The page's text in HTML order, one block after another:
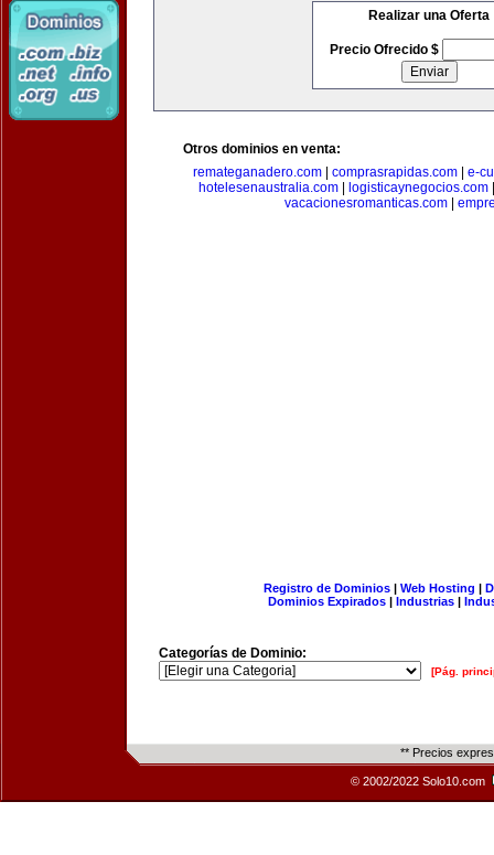
Realizar una Oferta
Precio Ofrecido $
Otros dominios en venta:
remateganadero.com
comprasrapidas.com
e-
hotelesenaustralia.com| logisticaynegocios.com
vacacionesromanticas.com|
Registro de Dominios| Web Hosting |
Dominios Expirados | Industrias |
Categorías de Dominio:
[Pág.
** Precios
© 2002/2022 Solo10.com